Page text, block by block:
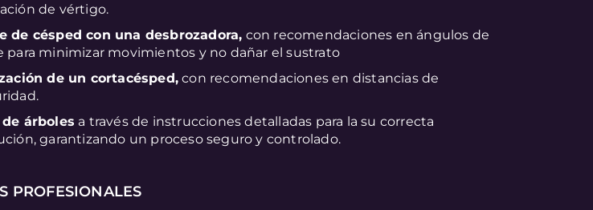
de vértigo.
de césped con una desbrozadora, con recomendaciones en ángulos de
para minimizar movimientos y no dañar el sustrato
de un cortacésped, con recomendaciones en distancias de
de árboles a través de instrucciones detalladas para la su correcta
garantizando un proceso seguro y controlado.
PROFESIONALES